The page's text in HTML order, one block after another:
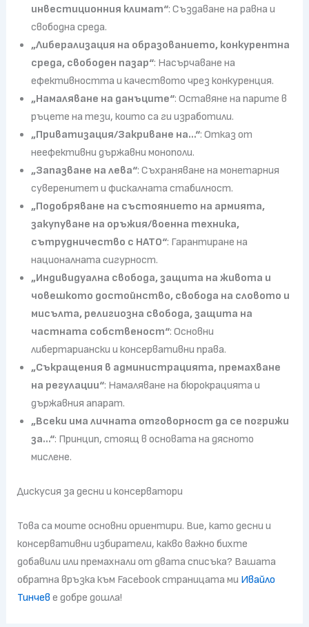
инвестиционния климат“: Създаване на равна и
свободна среда.
„Либерализация на образованието, конкурентна
среда, свободен пазар“: Насърчаване на
ефективността и качеството чрез конкуренция.
„Намаляване на данъците“: Оставяне на парите в
ръцете на тези, които са ги изработили.
„Приватизация/Закриване на…“: Отказ от
неефективни държавни монополи.
„Запазване на лева“: Съхраняване на монетарния
суверенитет и фискалната стабилност.
„Подобряване на състоянието на армията,
закупуване на оръжия/военна техника,
сътрудничество с НАТО“: Гарантиране на
националната сигурност.
„Индивидуална свобода, защита на живота и
човешкото достойнство, свобода на словото и
мисълта, религиозна свобода, защита на
частната собственост“: Основни
либертариански и консервативни права.
„Съкращения в администрацията, премахване
на регулации“: Намаляване на бюрокрацията и
държавния апарат.
„Всеки има личната отговорност да се погрижи
за…“: Принцип, стоящ в основата на дясното
мислене.
Дискусия за десни и консерватори
Това са моите основни ориентири. Вие, като десни и
консервативни избиратели, какво важно бихте
добавили или премахнали от двата списъка? Вашата
обратна връзка към Facebook страницата ми Ивайло
Тинчев е добре дошла!